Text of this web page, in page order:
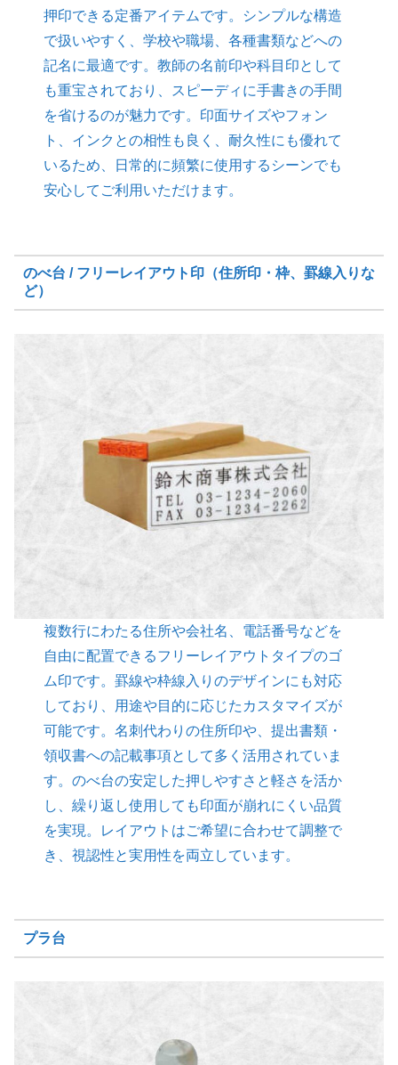
押印できる定番アイテムです。シンプルな構造
で扱いやすく、学校や職場、各種書類などへの
記名に最適です。教師の名前印や科目印として
も重宝されており、スピーディに手書きの手間
を省けるのが魅力です。印面サイズやフォン
ト、インクとの相性も良く、耐久性にも優れて
いるため、日常的に頻繁に使用するシーンでも
安心してご利用いただけます。
のべ台 / フリーレイアウト印（住所印・枠、罫線入りな
ど）
複数行にわたる住所や会社名、電話番号などを
自由に配置できるフリーレイアウトタイプのゴ
ム印です。罫線や枠線入りのデザインにも対応
しており、用途や目的に応じたカスタマイズが
可能です。名刺代わりの住所印や、提出書類・
領収書への記載事項として多く活用されていま
す。のべ台の安定した押しやすさと軽さを活か
し、繰り返し使用しても印面が崩れにくい品質
を実現。レイアウトはご希望に合わせて調整で
き、視認性と実用性を両立しています。
プラ台